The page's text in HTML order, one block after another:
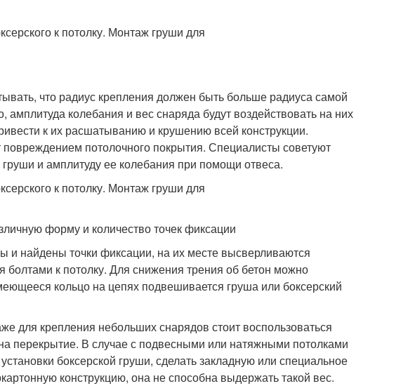
что радиус крепления должен быть больше радиуса самой
колебания и вес снаряда будут воздействовать на них
к их расшатыванию и крушению всей конструкции.
потолочного покрытия. Специалисты советуют
и амплитуду ее колебания при помощи отвеса.
форму и количество точек фиксации
и найдены точки фиксации, на их месте высверливаются
болтами к потолку. Для снижения трения об бетон можно
кольцо на цепях подвешивается груша или боксерский
для крепления небольших снарядов стоит воспользоваться
перекрытие. В случае с подвесными или натяжными потолками
боксерской груши, сделать закладную или специальное
конструкцию, она не способна выдержать такой вес.